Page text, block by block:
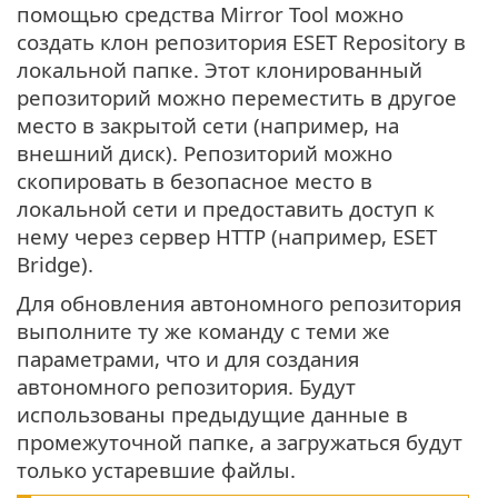
помощью средства Mirror Tool можно
создать клон репозитория ESET Repository в
локальной папке. Этот клонированный
репозиторий можно переместить в другое
место в закрытой сети (например, на
внешний диск). Репозиторий можно
скопировать в безопасное место в
локальной сети и предоставить доступ к
нему через сервер HTTP (например, ESET
Bridge).
Для обновления автономного репозитория
выполните ту же команду с теми же
параметрами, что и для создания
автономного репозитория. Будут
использованы предыдущие данные в
промежуточной папке, а загружаться будут
только устаревшие файлы.